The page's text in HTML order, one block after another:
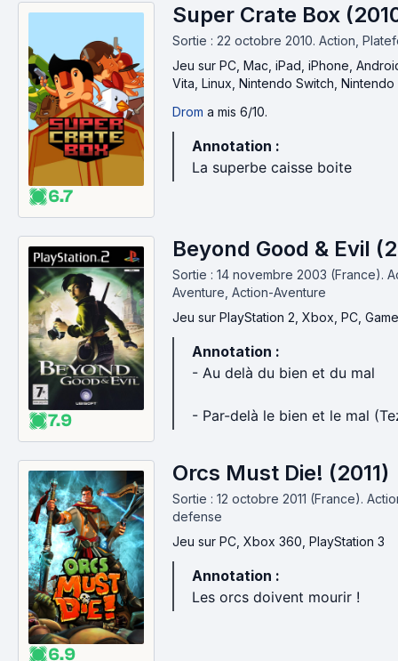
6.7
Super Crate Box
Sortie : 22 octobre 2010. Action,
Jeu sur PC, Mac, iPad, iPhone,
Vita, Linux, Nintendo Switch, Nintendo
Drom a mis 6/10.
Annotation :
La superbe caisse boite
7.9
Beyond Good & Evil
Sortie : 14 novembre 2003 (France).
Aventure, Action-Aventure
Jeu sur PlayStation 2, Xbox, PC,
Annotation :
- Au delà du bien et du mal
- Par-delà le bien et le mal
6.9
Orcs Must Die! (2011)
Sortie : 12 octobre 2011 (France).
defense
Jeu sur PC, Xbox 360, PlayStation 3
Annotation :
Les orcs doivent mourir !